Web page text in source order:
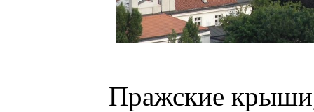
Пражские